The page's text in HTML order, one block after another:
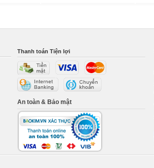
Thanh toán Tiện lợi
An toàn & Bảo mật